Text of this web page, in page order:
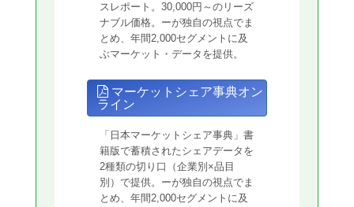
スレポート。30,000円～のリーズ
ナブル価格。ーが独自の視点でま
とめ、年間2,000セグメントに及
ぶマーケット・データを提供。
マーケットシェア事典オン
ライン
「日本マーケットシェア事典」書
籍版で蓄積されたシェアデータを
2種類の切り口（企業別×品目
別）で提供。ーが独自の視点でま
とめ、年間2,000セグメントに及